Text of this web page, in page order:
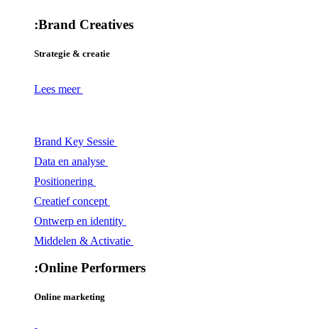
:Brand Creatives
Strategie & creatie
Lees meer
Brand Key Sessie
Data en analyse
Positionering
Creatief concept
Ontwerp en identity
Middelen & Activatie
:Online Performers
Online marketing